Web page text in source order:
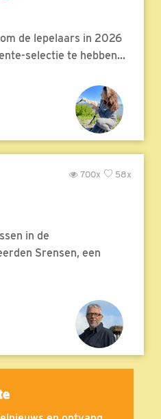
de lepelaars in 2026
selectie te hebben...
58x
700x
in de
Srensen, een